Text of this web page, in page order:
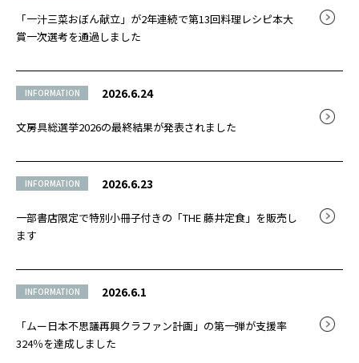
「一汁三菜おぼん献立」が2年連続で第13回料理レシピ本大
賞一次選考を通過しました
INFORMATION 2026.6.24
文房具総選挙2026の最終結果が発表されました
INFORMATION 2026.6.23
一部書店限定で特別小冊子付きの「THE 藤井定食」を販売し
ます
INFORMATION 2026.6.1
「ムー日本不思議再興クラファン計画」の第一弾が支援率
324％を達成しました